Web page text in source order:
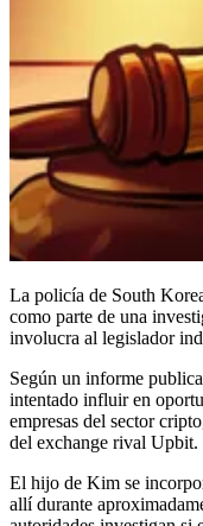
La policía de South
como parte de una
involucra al legislador
Según un informe
intentado influir en
empresas del sector
del exchange rival Upbit.
El hijo de Kim se
allí durante